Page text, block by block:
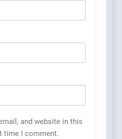
and website in this
time I comment.